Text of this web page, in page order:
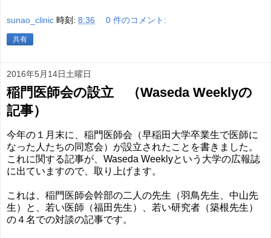
sunao_clinic 時刻: 8:36 0 件のコメント:
共有
2016年5月14日土曜日
稲門医師会の設立 （Waseda Weeklyの
記事）
今年の１月末に、稲門医師会（早稲田大学卒業生で医師に
なった人たちの同窓会）が設立されたことを書きました。
これに関する記事が、Waseda Weeklyという大学の広報誌
に出ていますので、取り上げます。
これは、稲門医師会幹部の二人の先生（羽鳥先生、中山先
生）と、若い医師（福田先生）、若い研究者（築根先生）
の４名での対談の記事です。